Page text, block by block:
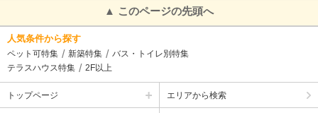
▲ このページの先頭へ
人気条件から探す
ペット可特集 新築特集
バス・トイレ別特集
テラスハウス特集
2F以上
トップページ エリアから検索